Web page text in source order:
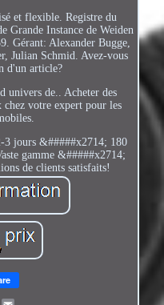
et flexible. Registre du
Grande Instance de Weiden
Gérant: Alexander Bugge,
Julian Schmid. Avez-vous
d'un article?
univers de.. Acheter des
votre expert pour les
3 jours &#####x2714; 180
gamme &#####x2714;
de clients satisfaits!